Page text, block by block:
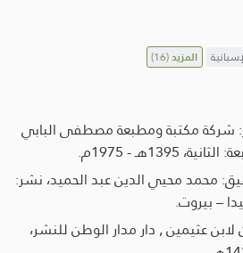
المزيد(16)
شركة مكتبة ومطبعة مصطفى البابي
1395هـ - 1975م.
محمد محيي الدين عبد الحميد، نشر:
– بيروت.
عثيمين , دار مدار الوطن للنشر،